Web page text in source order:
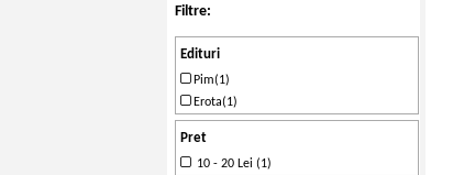
Filtre:
Edituri
Pim(1)
Erota(1)
Pret
10 - 20 Lei (1)